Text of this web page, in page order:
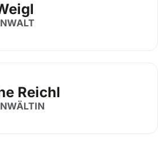
Reichl